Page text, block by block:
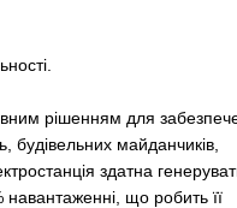
рішенням для
будівельних майданчиків,
здатна
навантаженні, що робить її